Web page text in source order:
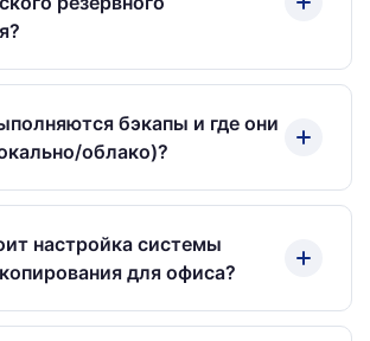
включить любые критически
вашей организации: базы
хранилища, конфигурации
и других систем. Перечень
под ваши бизнес-процессы.
бэкапы и где они
облако)?
резервного копирования
с клиентом индивидуально:
тип хранилища (локальное/
еженедельно), тип
настройка системы
для офиса?
индивидуально после